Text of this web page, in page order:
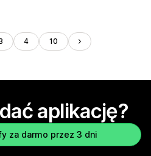
4 10
aplikację?
za darmo przez 3 dni